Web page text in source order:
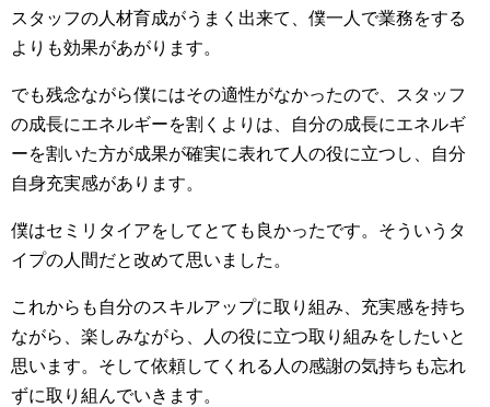
スタッフの人材育成がうまく出来て、僕一人で業務をする
よりも効果があがります。
でも残念ながら僕にはその適性がなかったので、スタッフ
の成長にエネルギーを割くよりは、自分の成長にエネルギ
ーを割いた方が成果が確実に表れて人の役に立つし、自分
自身充実感があります。
僕はセミリタイアをしてとても良かったです。そういうタ
イプの人間だと改めて思いました。
これからも自分のスキルアップに取り組み、充実感を持ち
ながら、楽しみながら、人の役に立つ取り組みをしたいと
思います。そして依頼してくれる人の感謝の気持ちも忘れ
ずに取り組んでいきます。